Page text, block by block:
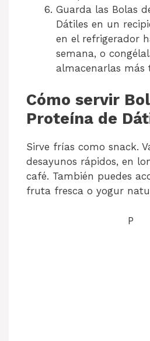
Guarda las Bolas
Dátiles en un
en el refrigerador
semana, o
almacenarlas más
Cómo servir
Proteína de
Sirve frías como snack.
desayunos rápidos, en
café. También puedes
fruta fresca o yogur
P